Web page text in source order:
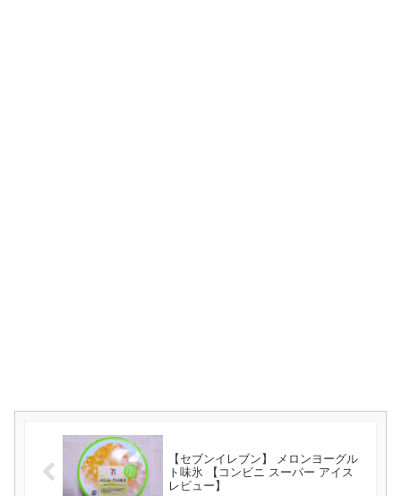
【セブンイレブン】 メロンヨーグル
ト味氷 【コンビニ スーパー アイス
レビュー】